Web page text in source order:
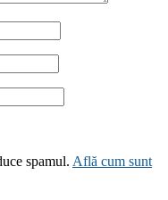
spamul. Află cum sunt